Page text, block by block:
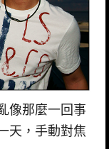
那麼一回事
天，手動對焦